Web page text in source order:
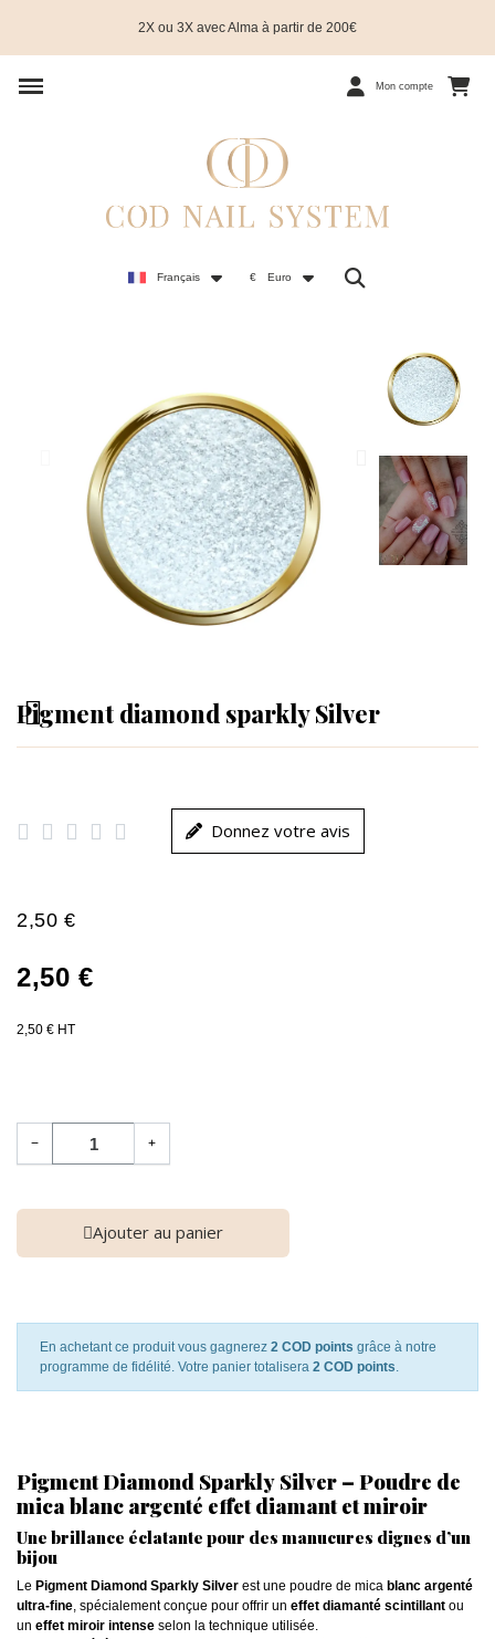
2X ou 3X avec Alma à partir de 200€
Mon compte
Français € Euro
Pigment diamond sparkly Silver
     Donnez votre avis
2,50 €
2,50 €
2,50 € HT
− +
Ajouter au panier
En achetant ce produit vous gagnerez 2 COD points grâce à notre
programme de fidélité. Votre panier totalisera 2 COD points.
Pigment Diamond Sparkly Silver – Poudre de
mica blanc argenté effet diamant et miroir
Une brillance éclatante pour des manucures dignes d’un
bijou
Le Pigment Diamond Sparkly Silver est une poudre de mica blanc argenté
ultra-fine, spécialement conçue pour offrir un effet diamanté scintillant ou
un effet miroir intense selon la technique utilisée.